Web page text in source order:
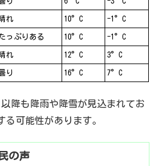
れ 10°C -1°C
っぷりある 10°C -1°C
れ 12°C 3°C
り 16°C 7°C
降も降雨や降雪が見込まれてお
る可能性があります。
の声